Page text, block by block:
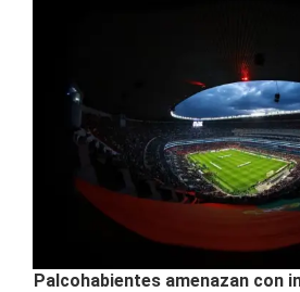
Palcohabientes amenazan con